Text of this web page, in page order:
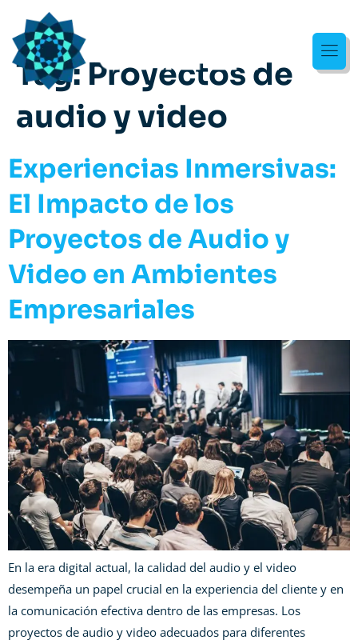
Tag:Proyectos de
audio y video
Experiencias Inmersivas:
El Impacto de los
Proyectos de Audio y
Video en Ambientes
Empresariales
En la era digital actual, la calidad del audio y el video
desempeña un papel crucial en la experiencia del cliente y en
la comunicación efectiva dentro de las empresas. Los
proyectos de audio y video adecuados para diferentes